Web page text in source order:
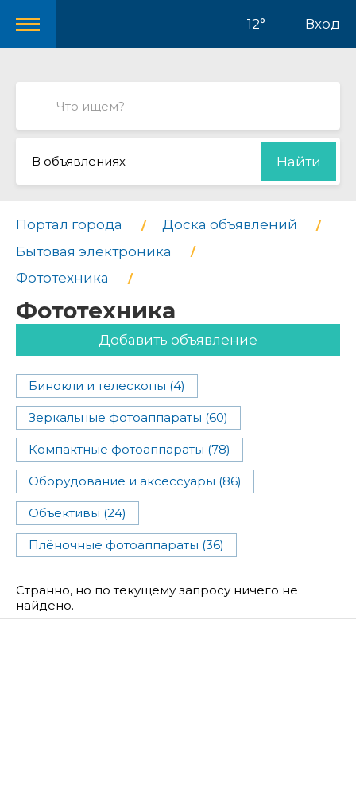
12° Вход
В объявлениях Найти
Портал города
Доска объявлений
Бытовая электроника
Фототехника
Фототехника
Добавить объявление
Бинокли и телескопы (4)
Зеркальные фотоаппараты (60)
Компактные фотоаппараты (78)
Оборудование и аксессуары (86)
Объективы (24)
Плёночные фотоаппараты (36)
Странно, но по текущему запросу ничего не
найдено.